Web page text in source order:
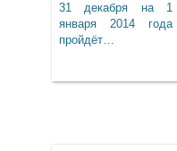
31 декабря на 1
января 2014 года
пройдёт…